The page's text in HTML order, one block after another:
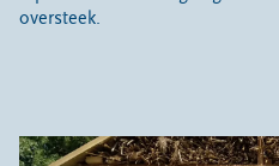
oversteek.